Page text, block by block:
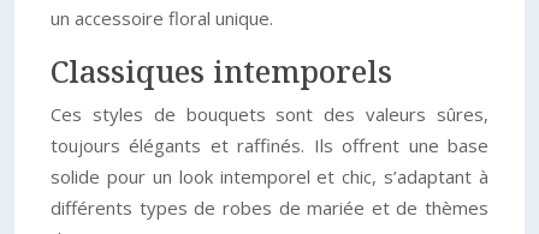
un accessoire floral unique.
Classiques intemporels
Ces styles de bouquets sont des valeurs sûres,
toujours élégants et raffinés. Ils offrent une base
solide pour un look intemporel et chic, s’adaptant à
différents types de robes de mariée et de thèmes